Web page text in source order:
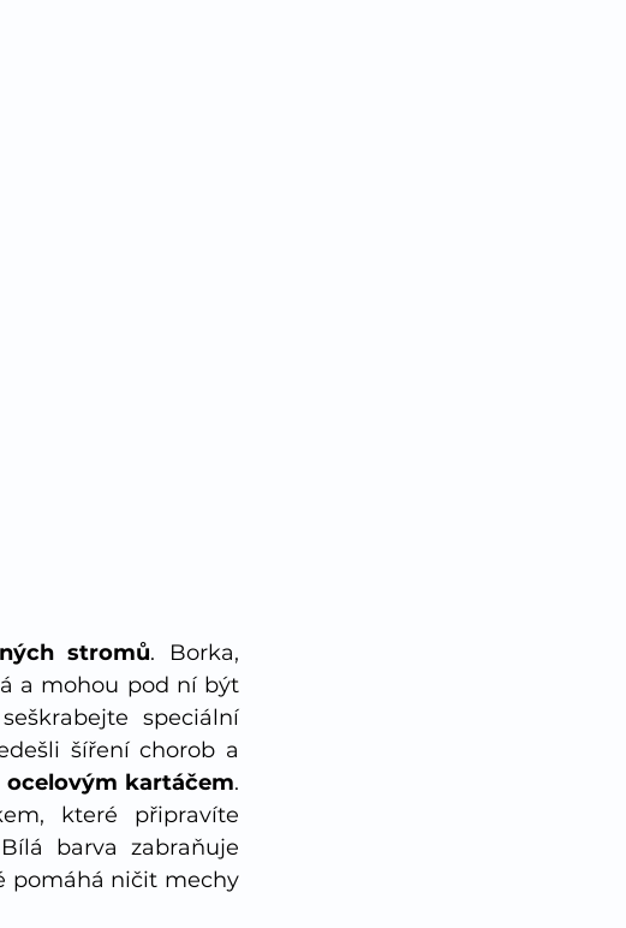
stromů. Borka,
a mohou pod ní být
speciální
šíření chorob a
kartáčem.
které připravíte
barva zabraňuje
pomáhá ničit mechy